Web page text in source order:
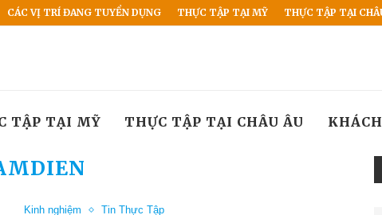
CÁC VỊ TRÍ ĐANG TUYỂN DỤNG THỰC TẬP TẠI MỸ THỰC TẬP TẠI
TẬP TẠI MỸ THỰC TẬP TẠI CHÂU ÂU
Kinh nghiệm Tin Thực Tập